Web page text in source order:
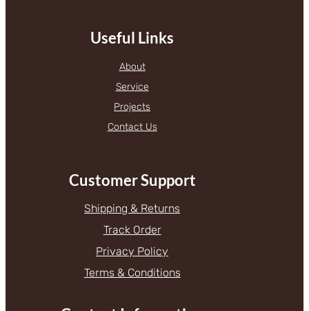
Useful Links
About
Service
Projects
Contact Us
Customer Support
Shipping & Returns
Track Order
Privacy Policy
Terms & Conditions